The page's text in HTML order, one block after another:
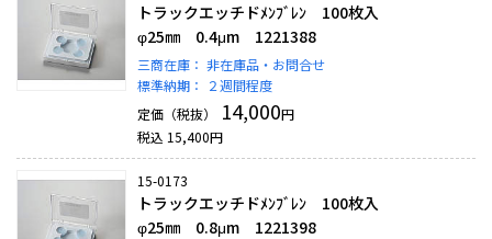
トラックエッチドﾒﾝﾌﾞﾚﾝ 100枚入
φ25㎜ 0.4μm 1221388
三商在庫： 非在庫品・お問合せ
標準納期：
２週間程度
定価（税抜）
14,000円
税込 15,400円
15-0173
トラックエッチドﾒﾝﾌﾞﾚﾝ 100枚入
φ25㎜ 0.8μm 1221398